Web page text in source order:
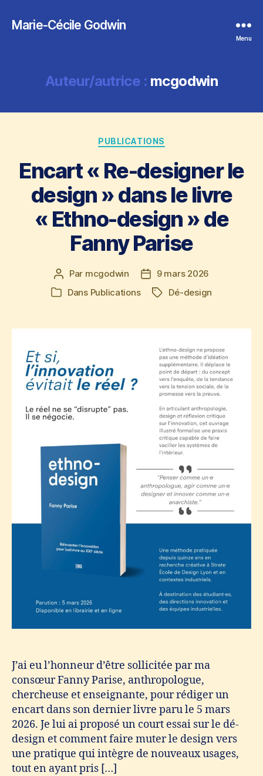
Marie-Cécile Godwin
Menu
Auteur/autrice : mcgodwin
Catégories
PUBLICATIONS
Encart « Re-designer le
design » dans le livre
« Ethno-design » de
Fanny Parise
Auteur
de
l’article
Par mcgodwin
Date
de
l’article
9 mars 2026
Catégories
Dans Publications Étiquettes
Dé-design
J’ai eu l’honneur d’être sollicitée par ma
consœur Fanny Parise, anthropologue,
chercheuse et enseignante, pour rédiger un
encart dans son dernier livre paru le 5 mars
2026. Je lui ai proposé un court essai sur le dé-
design et comment faire muter le design vers
une pratique qui intègre de nouveaux usages,
tout en ayant pris […]